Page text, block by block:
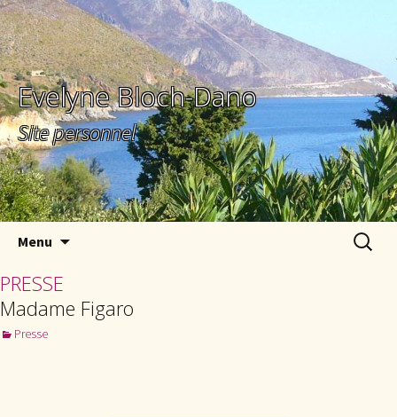
Evelyne Bloch-Dano
Site personnel
Menu
PRESSE
Madame Figaro
Presse